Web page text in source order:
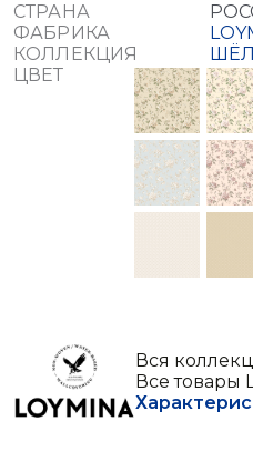
СТРАНА
ФАБРИКА
КОЛЛЕКЦИЯ
ЦВЕТ
Вся
Все товары